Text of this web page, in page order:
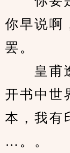
你早说啊
罢。
皇甫逸
开书中世
本，我有
…。。